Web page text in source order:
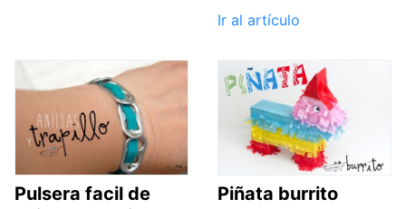
Ir al artículo
Pulsera facil de
Piñata burrito